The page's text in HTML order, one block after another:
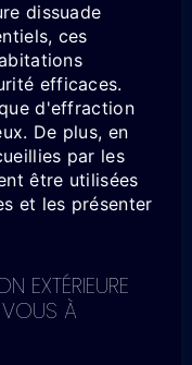
dissuade
ces
efficaces.
d'effraction
De plus, en
par les
être utilisées
et les présenter
EXTÉRIEURE
VOUS À